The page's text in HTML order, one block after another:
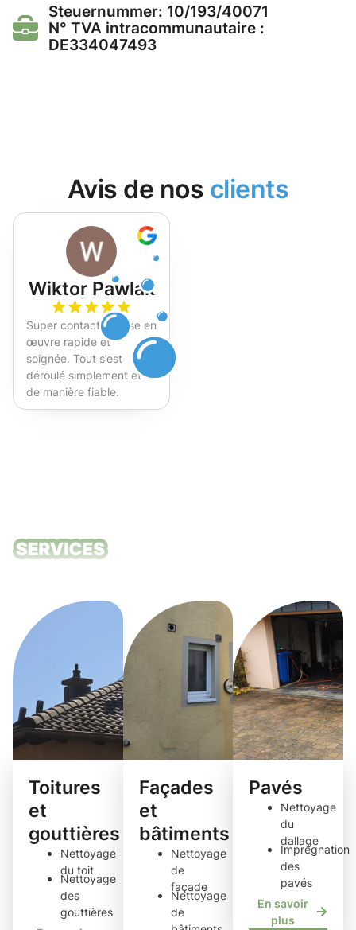
Steuernummer: 10/193/40071
N° TVA intracommunautaire :
DE334047493
Avis de nos clients
Wiktor Pawlak
Super contact et mise en
œuvre rapide et
soignée. Tout s’est
déroulé simplement et
de manière fiable.
Fortement recommandé !
Toitures
et
gouttières
Nettoyage
du toit
Nettoyage
des
gouttières
Façades
et
bâtiments
Nettoyage
de
façade
Nettoyage
de
Pavés
Nettoyage
du
dallage
Imprégnation
des
pavés
En savoir
plus